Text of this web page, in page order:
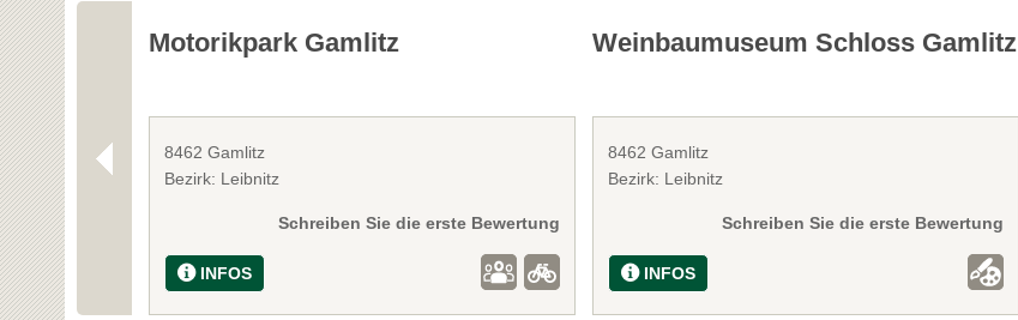
Motorikpark Gamlitz
8462 Gamlitz
Bezirk: Leibnitz
Schreiben Sie die erste Bewertung
INFOS
Weinbaumuseum Schloss Gamlitz
8462 Gamlitz
Bezirk: Leibnitz
Schreiben Sie die erste Bewertung
INFOS